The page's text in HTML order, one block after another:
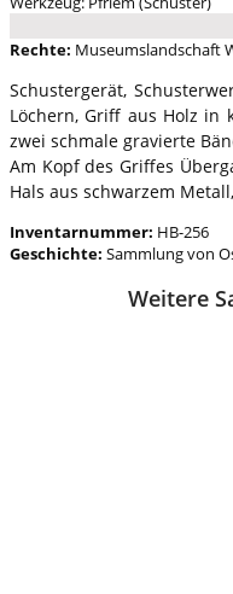
Rechte: Museumslandschaft
Schustergerät,
Löchern, Griff aus Holz in
zwei schmale gravierte
Am Kopf des Griffes
Hals aus schwarzem
Inventarnummer: HB-256
Geschichte: Sammlung von
Weitere